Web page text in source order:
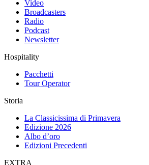
Video
Broadcasters
Radio
Podcast
Newsletter
Hospitality
Pacchetti
Tour Operator
Storia
La Classicissima di Primavera
Edizione 2026
Albo d’oro
Edizioni Precedenti
EXTRA